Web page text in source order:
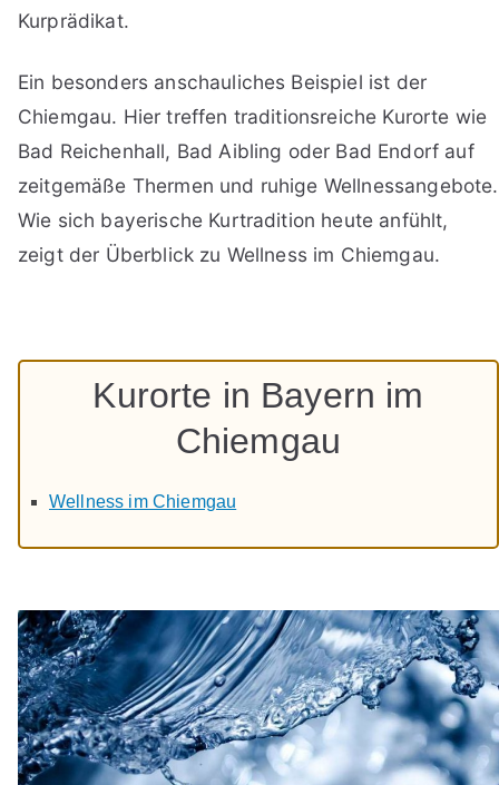
Kurprädikat.
Ein besonders anschauliches Beispiel ist der
Chiemgau. Hier treffen traditionsreiche Kurorte wie
Bad Reichenhall, Bad Aibling oder Bad Endorf auf
zeitgemäße Thermen und ruhige Wellnessangebote.
Wie sich bayerische Kurtradition heute anfühlt,
zeigt der Überblick zu Wellness im Chiemgau.
Kurorte in Bayern im
Chiemgau
Wellness im Chiemgau